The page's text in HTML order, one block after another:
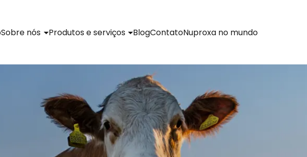
Sobre nós Produtos e serviços BlogContatoNuproxa no mundo